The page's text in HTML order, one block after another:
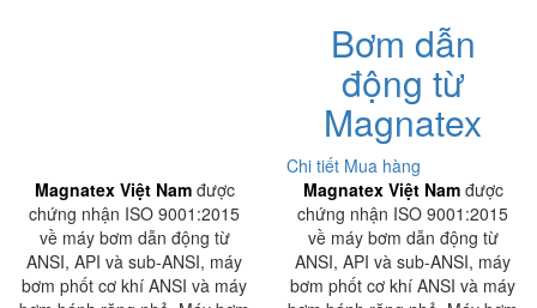
Bơm dẫn
động từ
Magnatex
Chi tiết Mua hàng
Magnatex Việt Namđược
chứng nhận ISO 9001:2015
về máy bơm dẫn động từ
ANSI, API và sub-ANSI, máy
bơm phốt cơ khí ANSI và máy
Magnatex Việt Namđược
chứng nhận ISO 9001:2015
về máy bơm dẫn động từ
ANSI, API và sub-ANSI, máy
bơm phốt cơ khí ANSI và máy